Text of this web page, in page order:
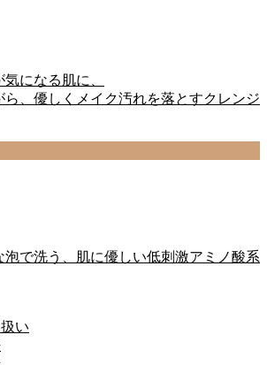
になる肌に、
ら、優しくメイク汚れを落とすクレンジ
で洗う、肌に優しい低刺激アミノ酸系
い